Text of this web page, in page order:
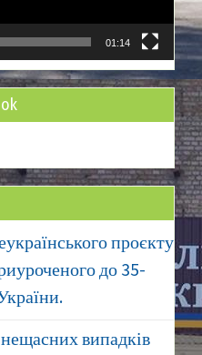
01:14
проєкту
до 35-
випадків